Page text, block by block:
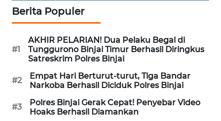
Berita Populer
#1
AKHIR PELARIAN! Dua Pelaku Begal di
Tunggurono Binjai Timur Berhasil Diringkus
Satreskrim Polres Binjai
#2
Empat Hari Berturut-turut, Tiga Bandar
Narkoba Berhasil Diciduk Polres Binjai
#3
Polres Binjai Gerak Cepat! Penyebar Video
Hoaks Berhasil Diamankan
METRO
MEDAN
METRO
JAKARTA
NEWS
KRT
NEWS